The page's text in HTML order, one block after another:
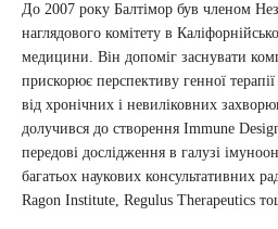
До 2007 року Балтімор був членом
наглядового комітету в
медицини. Він допоміг заснувати
прискорює перспективу генної
від хронічних і невиліковних
долучився до створення Immune
передові дослідження в галузі
багатьох наукових консультативних
Ragon Institute, Regulus Therapeutics